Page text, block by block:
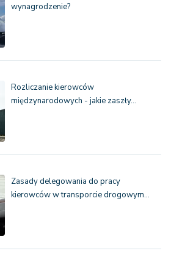
wynagrodzenie?
Rozliczanie kierowców
międzynarodowych - jakie zaszły…
Zasady delegowania do pracy
kierowców w transporcie drogowym…